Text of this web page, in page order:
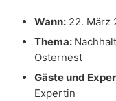
Wann: 22. März
Thema:
Osternest
Gäste und
Expertin